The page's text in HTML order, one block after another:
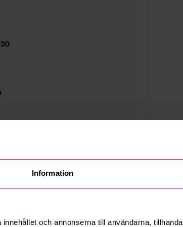
Information
och annonserna till användarna,